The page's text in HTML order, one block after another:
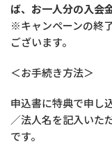
ば、お一人分の入会
※キャンペーンの終
ございます。
＜お手続き方法＞
申込書に特典で申し
／法人名を記入いた
です。